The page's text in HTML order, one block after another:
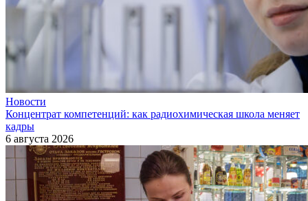
Новости
Концентрат компетенций: как радиохимическая школа меняет
кадры
6 августа 2026